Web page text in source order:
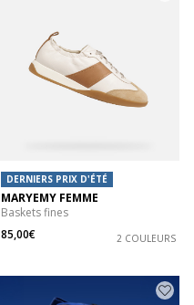
DERNIERS PRIX D'ÉTÉ
MARYEMY FEMME
Baskets fines
85,00€
2 COULEURS